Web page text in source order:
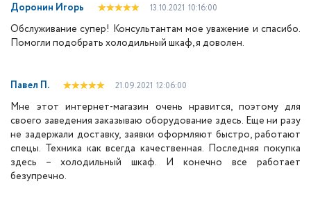
Доронин Игорь 13.10.2021 10:16:00
Обслуживание супер! Консультантам мое уважение и спасибо.
Помогли подобрать холодильный шкаф, я доволен.
Павел П. 21.09.2021 12:06:00
Мне этот интернет-магазин очень нравится, поэтому для
своего заведения заказываю оборудование здесь. Еще ни разу
не задержали доставку, заявки оформляют быстро, работают
спецы. Техника как всегда качественная. Последняя покупка
здесь – холодильный шкаф. И конечно все работает
безупречно.